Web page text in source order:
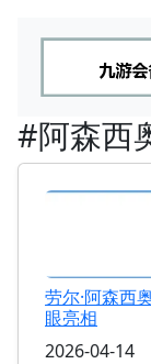
#阿森西
劳尔·阿森西
眼亮相
2026-04-14